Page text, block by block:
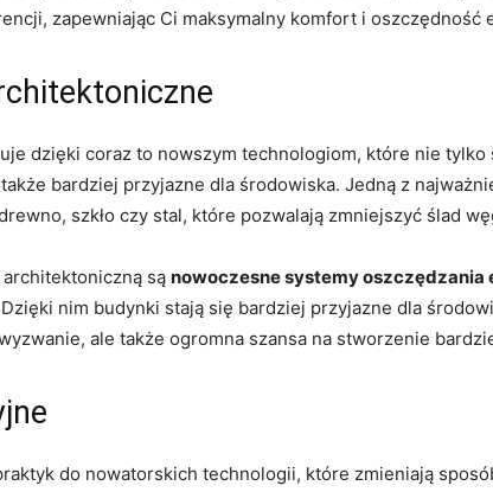
zapewniając Ci maksymalny komfort i ​oszczędność
​dzięki coraz to nowszym technologiom, które⁤ nie tylko
bardziej przyjazne dla środowiska. Jedną z
szkło‍ czy stal, które pozwalają zmniejszyć ⁢ślad
są nowoczesne systemy ⁣oszczędzania
nim⁣ budynki stają się bardziej przyjazne dla
ale także ogromna szansa na stworzenie
do nowatorskich technologii, które zmieniają